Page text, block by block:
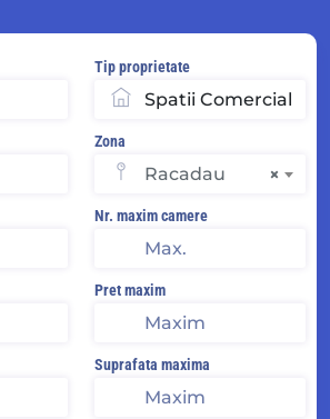
Tip proprietate
Zona
×
Racadau
Nr. maxim camere
Pret maxim
Suprafata maxima